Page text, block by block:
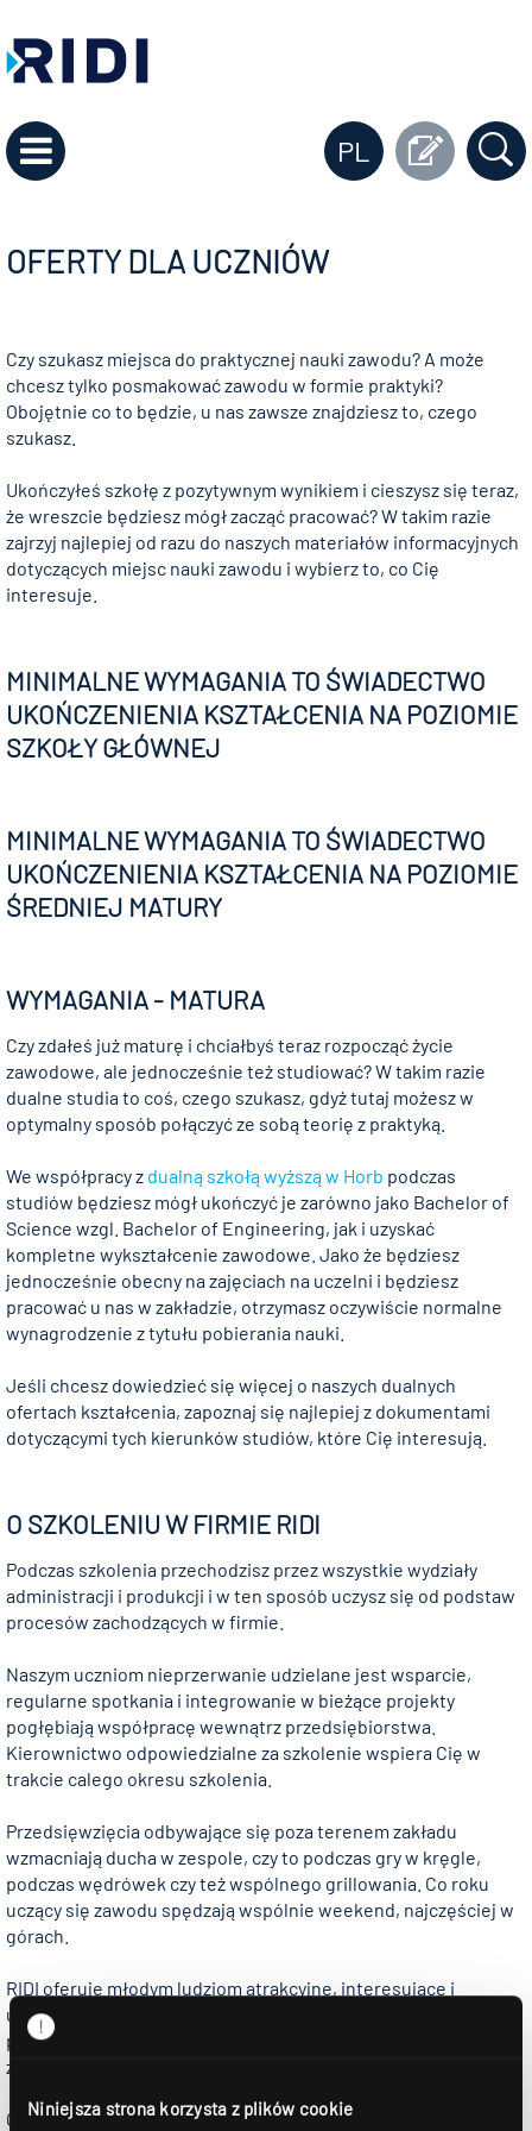
Niniejsza strona korzysta z plików cookie
PL
OFERTY DLA UCZNIÓW
Czy szukasz miejsca do praktycznej nauki zawodu? A może
chcesz tylko posmakować zawodu w formie praktyki?
Obojętnie co to będzie, u nas zawsze znajdziesz to, czego
szukasz.
Ukończyłeś szkołę z pozytywnym wynikiem i cieszysz się teraz,
że wreszcie będziesz mógł zacząć pracować? W takim razie
zajrzyj najlepiej od razu do naszych materiałów informacyjnych
dotyczących miejsc nauki zawodu i wybierz to, co Cię
interesuje.
MINIMALNE WYMAGANIA TO ŚWIADECTWO
UKOŃCZENIENIA KSZTAŁCENIA NA POZIOMIE
SZKOŁY GŁÓWNEJ
MINIMALNE WYMAGANIA TO ŚWIADECTWO
UKOŃCZENIENIA KSZTAŁCENIA NA POZIOMIE
ŚREDNIEJ MATURY
WYMAGANIA - MATURA
Czy zdałeś już maturę i chciałbyś teraz rozpocząć życie
zawodowe, ale jednocześnie też studiować? W takim razie
dualne studia to coś, czego szukasz, gdyż tutaj możesz w
optymalny sposób połączyć ze sobą teorię z praktyką.
We współpracy z dualną szkołą wyższą w Horb podczas
studiów będziesz mógł ukończyć je zarówno jako Bachelor of
Science wzgl. Bachelor of Engineering, jak i uzyskać
kompletne wykształcenie zawodowe. Jako że będziesz
jednocześnie obecny na zajęciach na uczelni i będziesz
pracować u nas w zakładzie, otrzymasz oczywiście normalne
wynagrodzenie z tytułu pobierania nauki.
Jeśli chcesz dowiedzieć się więcej o naszych dualnych
ofertach kształcenia, zapoznaj się najlepiej z dokumentami
dotyczącymi tych kierunków studiów, które Cię interesują.
O SZKOLENIU W FIRMIE RIDI
Podczas szkolenia przechodzisz przez wszystkie wydziały
administracji i produkcji i w ten sposób uczysz się od podstaw
procesów zachodzących w firmie.
Naszym uczniom nieprzerwanie udzielane jest wsparcie,
regularne spotkania i integrowanie w bieżące projekty
pogłębiają współpracę wewnątrz przedsiębiorstwa.
Kierownictwo odpowiedzialne za szkolenie wspiera Cię w
trakcie calego okresu szkolenia.
Przedsięwzięcia odbywające się poza terenem zakładu
wzmacniają ducha w zespole, czy to podczas gry w kręgle,
podczas wędrówek czy też wspólnego grillowania. Co roku
uczący się zawodu spędzają wspólnie weekend, najczęściej w
górach.
RIDI oferuje młodym ludziom atrakcyjne, interesujące i
urozmaicone szkolenie zawodowe, podczas którego
przekazywna jest szeroko zakrojona wiedza w zakresie życia
zawodowego.
Czy wzbudziliśmy Twoje zainteresowanie? Zajrzyj w takim razie